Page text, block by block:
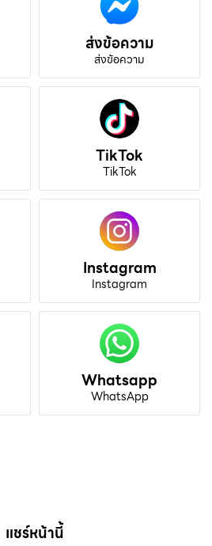
ส่งข้อความ
ส่งข้อความ
TikTok
TikTok
Instagram
Instagram
Whatsapp
WhatsApp
แชร์หน้านี้